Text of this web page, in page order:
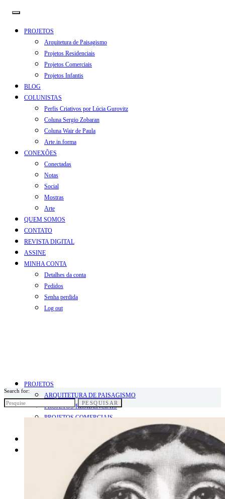
PROJETOS
Arquitetura de Paisagismo
Projetos Residenciais
Projetos Comerciais
Projetos Infantis
BLOG
COLUNISTAS
Perfis Criativos por Lúcia Gurovitz
Coluna Sergio Zobaran
Coluna Wair de Paula
Arte.in.forma
CONEXÕES
Conectadas
Notas
Social
Mostras
Arte
QUEM SOMOS
CONTATO
REVISTA DIGITAL
ASSINE
MINHA CONTA
Detalhes da conta
Pedidos
Senha perdida
Log out
PROJETOS
ARQUITETURA DE PAISAGISMO
PROJETOS RESIDENCIAIS
PROJETOS COMERCIAIS
PERFIS CRIATIVOS POR LÚCIA GUROVITZ
COLUNA SERGIO ZOBARAN
COLUNA WAIR DE PAULA
ARTE.IN.FORMA
Search for:
PESQUISAR